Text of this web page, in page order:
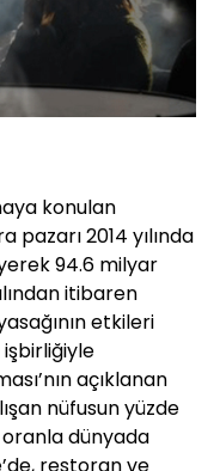
konulan
2014 yılında
94.6 milyar
itibaren
etkileri
işbirliğiyle
açıklanan
nüfusun yüzde
oranla dünyada